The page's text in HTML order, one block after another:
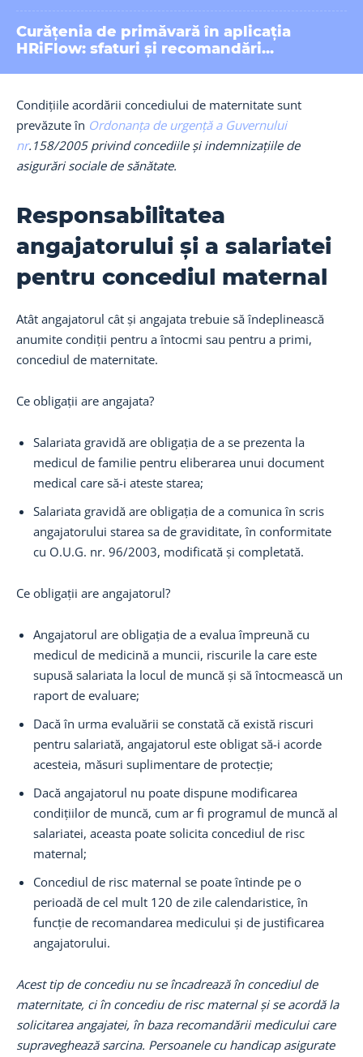
Curățenia de primăvară în aplicația
HRiFlow: sfaturi și recomandări...
Condițiile acordării concediului de maternitate sunt
prevăzute în Ordonanța de urgență a Guvernului
nr.158/2005 privind concediile și indemnizațiile de
asigurări sociale de sănătate.
Responsabilitatea
angajatorului și a salariatei
pentru concediul maternal
Atât angajatorul cât și angajata trebuie să îndeplinească
anumite condiții pentru a întocmi sau pentru a primi,
concediul de maternitate.
Ce obligații are angajata?
Salariata gravidă are obligația de a se prezenta la
medicul de familie pentru eliberarea unui document
medical care să-i ateste starea;
Salariata gravidă are obligația de a comunica în scris
angajatorului starea sa de graviditate, în conformitate
cu O.U.G. nr. 96/2003, modificată și completată.
Ce obligații are angajatorul?
Angajatorul are obligația de a evalua împreună cu
medicul de medicină a muncii, riscurile la care este
supusă salariata la locul de muncă și să întocmească un
raport de evaluare;
Dacă în urma evaluării se constată că există riscuri
pentru salariată, angajatorul este obligat să-i acorde
acesteia, măsuri suplimentare de protecție;
Dacă angajatorul nu poate dispune modificarea
condițiilor de muncă, cum ar fi programul de muncă al
salariatei, aceasta poate solicita concediul de risc
maternal;
Concediul de risc maternal se poate întinde pe o
perioadă de cel mult 120 de zile calendaristice, în
funcție de recomandarea medicului și de justificarea
angajatorului.
Acest tip de concediu nu se încadrează în concediul de
maternitate, ci în concediu de risc maternal și se acordă la
solicitarea angajatei, în baza recomandării medicului care
supraveghează sarcina. Persoanele cu handicap asigurate